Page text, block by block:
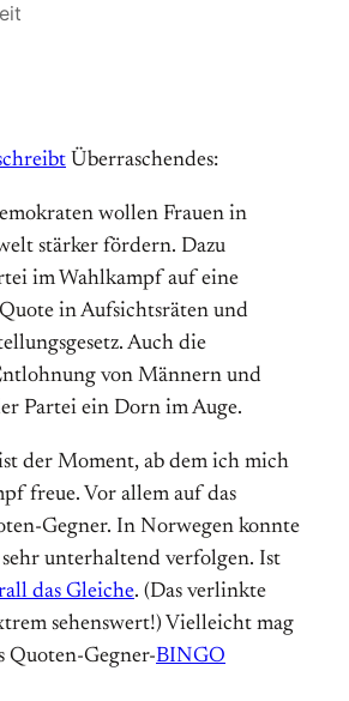
Überraschendes:
wollen Frauen in
stärker fördern. Dazu
im Wahlkampf auf eine
in Aufsichtsräten und
Auch die
von Männern und
Partei ein Dorn im Auge.
der Moment, ab dem ich mich
freue. Vor allem auf das
Gegner. In Norwegen konnte
sehr unterhaltend verfolgen. Ist
das Gleiche. (Das verlinkte
sehenswert!) Vielleicht mag
Quoten-Gegner-BINGO